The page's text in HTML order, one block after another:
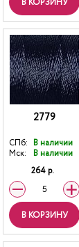
В КОРЗИНУ
2779
СПб: В наличии
Мск:
В наличии
264 р.
В КОРЗИНУ